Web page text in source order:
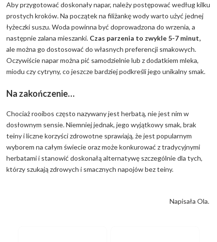
Aby przygotować doskonały napar, należy postępować według kilku
prostych kroków. Na początek na filiżankę wody warto użyć jednej
łyżeczki suszu. Woda powinna być doprowadzona do wrzenia, a
następnie zalana mieszanki. Czas parzenia to zwykle 5-7 minut,
ale można go dostosować do własnych preferencji smakowych.
Oczywiście napar można pić samodzielnie lub z dodatkiem mleka,
miodu czy cytryny, co jeszcze bardziej podkreśli jego unikalny smak.
Na zakończenie…
Chociaż rooibos często nazywany jest herbatą, nie jest nim w
dosłownym sensie. Niemniej jednak, jego wyjątkowy smak, brak
teiny i liczne korzyści zdrowotne sprawiają, że jest popularnym
wyborem na całym świecie oraz może konkurować z tradycyjnymi
herbatami i stanowić doskonałą alternatywę szczególnie dla tych,
którzy szukają zdrowych i smacznych napojów bez teiny.
Napisała Ola.